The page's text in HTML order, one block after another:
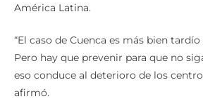
América Latina.
“El caso de Cuenca es más bien tardío
Pero hay que prevenir para que no
eso conduce al deterioro de los
afirmó.